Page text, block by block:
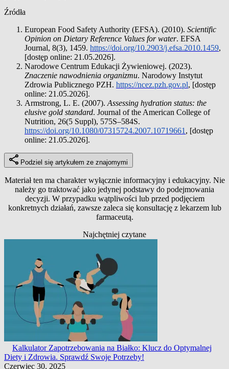
Źródła
European Food Safety Authority (EFSA). (2010). Scientific
Opinion on Dietary Reference Values for water. EFSA
Journal, 8(3), 1459. https://doi.org/10.2903/j.efsa.2010.1459,
[dostęp online: 21.05.2026].
Narodowe Centrum Edukacji Żywieniowej. (2023).
Znaczenie nawodnienia organizmu. Narodowy Instytut
Zdrowia Publicznego PZH. https://ncez.pzh.gov.pl, [dostęp
online: 21.05.2026].
Armstrong, L. E. (2007).Assessing hydration status: the
elusive gold standard. Journal of the American College of
Nutrition, 26(5 Suppl), 575S–584S.
https://doi.org/10.1080/07315724.2007.10719661, [dostęp
online: 21.05.2026].
Podziel się artykułem ze znajomymi
Materiał ten ma charakter wyłącznie informacyjny i edukacyjny. Nie
należy go traktować jako jedynej podstawy do podejmowania
decyzji. W przypadku wątpliwości lub przed podjęciem
konkretnych działań, zawsze zaleca się konsultację z lekarzem lub
farmaceutą.
Najchętniej czytane
Kalkulator Zapotrzebowania na Białko: Klucz do Optymalnej
Diety i Zdrowia. Sprawdź Swoje Potrzeby!
Czerwiec 30, 2025